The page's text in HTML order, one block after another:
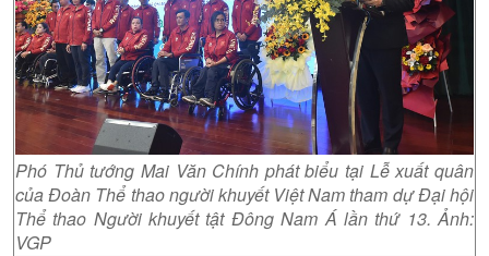
Phó Thủ tướng Mai Văn Chính phát biểu tại Lễ xuất quân
của Đoàn Thể thao người khuyết Việt Nam tham dự Đại hội
Thể thao Người khuyết tật Đông Nam Á lần thứ 13. Ảnh:
VGP